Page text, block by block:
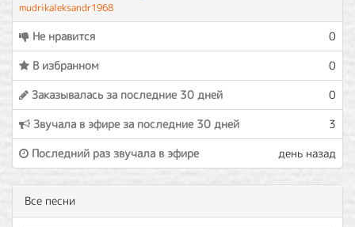
mudrikaleksandr1968
Не нравится
0
В избранном
0
Заказывалась за последние 30 дней
0
Звучала в эфире за последние 30 дней
3
Последний раз звучала в эфире
день назад
Все песни